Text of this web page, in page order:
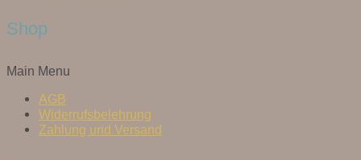
Shop
Main Menu
AGB
Widerrufsbelehrung
Zahlung und Versand